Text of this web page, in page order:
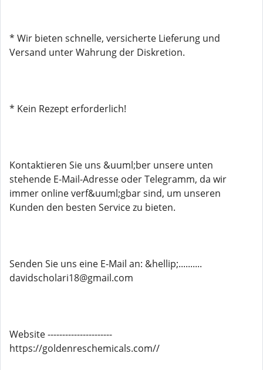
* Wir bieten schnelle, versicherte Lieferung und
Versand unter Wahrung der Diskretion.
* Kein Rezept erforderlich!
Kontaktieren Sie uns &uuml;ber unsere unten
stehende E-Mail-Adresse oder Telegramm, da wir
immer online verf&uuml;gbar sind, um unseren
Kunden den besten Service zu bieten.
Senden Sie uns eine E-Mail an: &hellip;..........
davidscholari18@gmail.com
Website ----------------------
https://goldenreschemicals.com//